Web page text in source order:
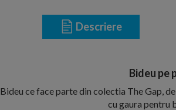
Descriere
Bideu pe
Bideu ce face parte din colectia The Gap,
cu gaura pentru